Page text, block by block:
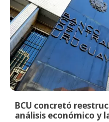
BCU concretó
análisis económico y